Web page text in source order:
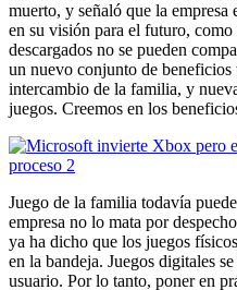
muerto, y señaló que la empresa
en su visión para el futuro,
descargados no se pueden
un nuevo conjunto de
intercambio de la familia, y
juegos. Creemos en los
Juego de la familia todavía
empresa no lo mata por
ya ha dicho que los juegos
en la bandeja. Juegos digitales
usuario. Por lo tanto, poner en